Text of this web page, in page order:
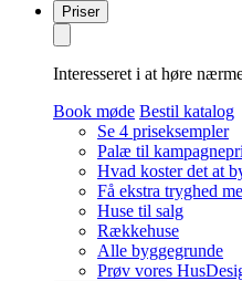
Priser
Interesseret i at høre
Book møde Bestil katalog
Se 4 priseksempler
Palæ til
Hvad koster det at
Få ekstra tryghed
Huse til salg
Rækkehuse
Alle byggegrunde
Prøv vores